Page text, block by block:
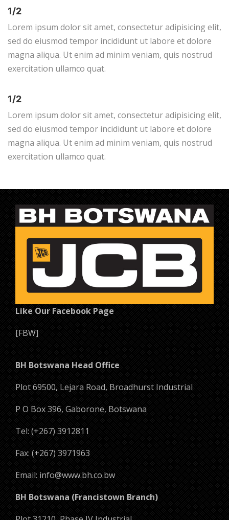
1/2
Lorem ipsum dolor sit amet, consectetur adipisicing elit,
sed do eiusmod tempor incididunt ut labore et dolore
magna aliqua. Ut enim ad minim veniam, quis nostrud
exercitation ullamco quat.
1/2
Lorem ipsum dolor sit amet, consectetur adipisicing elit,
sed do eiusmod tempor incididunt ut labore et dolore
magna aliqua. Ut enim ad minim veniam, quis nostrud
exercitation ullamco quat.
Like Our Facebook Page
[FBW]
BH Botswana Head Office
Plot 69500, Lejara Road, Broadhurst Industrial
P O Box 396, Gaborone, Botswana
Tel: (+267) 3912811
Fax: (+267) 3971963
Email: info@www.bh.co.bw
BH Botswana (Francistown Branch)